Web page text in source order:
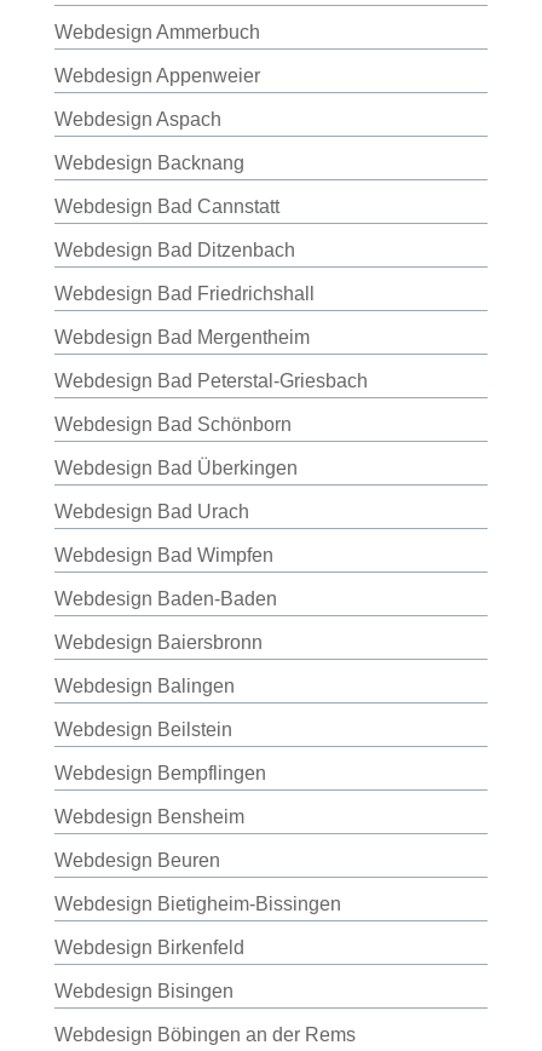
Webdesign Ammerbuch
Webdesign Appenweier
Webdesign Aspach
Webdesign Backnang
Webdesign Bad Cannstatt
Webdesign Bad Ditzenbach
Webdesign Bad Friedrichshall
Webdesign Bad Mergentheim
Webdesign Bad Peterstal-Griesbach
Webdesign Bad Schönborn
Webdesign Bad Überkingen
Webdesign Bad Urach
Webdesign Bad Wimpfen
Webdesign Baden-Baden
Webdesign Baiersbronn
Webdesign Balingen
Webdesign Beilstein
Webdesign Bempflingen
Webdesign Bensheim
Webdesign Beuren
Webdesign Bietigheim-Bissingen
Webdesign Birkenfeld
Webdesign Bisingen
Webdesign Böbingen an der Rems